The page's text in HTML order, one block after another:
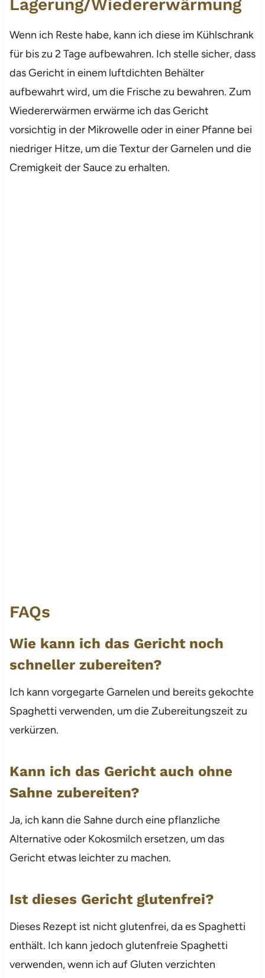
Lagerung/Wiedererwärmung
Wenn ich Reste habe, kann ich diese im Kühlschrank
für bis zu 2 Tage aufbewahren. Ich stelle sicher, dass
das Gericht in einem luftdichten Behälter
aufbewahrt wird, um die Frische zu bewahren. Zum
Wiedererwärmen erwärme ich das Gericht
vorsichtig in der Mikrowelle oder in einer Pfanne bei
niedriger Hitze, um die Textur der Garnelen und die
Cremigkeit der Sauce zu erhalten.
FAQs
Wie kann ich das Gericht noch
schneller zubereiten?
Ich kann vorgegarte Garnelen und bereits gekochte
Spaghetti verwenden, um die Zubereitungszeit zu
verkürzen.
Kann ich das Gericht auch ohne
Sahne zubereiten?
Ja, ich kann die Sahne durch eine pflanzliche
Alternative oder Kokosmilch ersetzen, um das
Gericht etwas leichter zu machen.
Ist dieses Gericht glutenfrei?
Dieses Rezept ist nicht glutenfrei, da es Spaghetti
enthält. Ich kann jedoch glutenfreie Spaghetti
verwenden, wenn ich auf Gluten verzichten